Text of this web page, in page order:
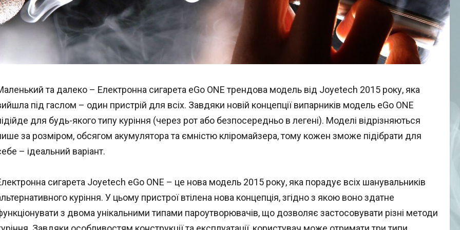
та далеко – Електронна сигарета eGo ONE трендова модель від Joyetech 2015 року, яка
під гаслом – один пристрій для всіх. Завдяки новій концепції випарників модель eGo ONE
для будь-якого типу куріння (через рот або безпосередньо в легені). Моделі відрізняються
за розміром, обсягом акумулятора та ємністю кліромайзера, тому кожен зможе підібрати для
– ідеальний варіант.
сигарета Joyetech eGo ONE – це нова модель 2015 року, яка порадує всіх шанувальників
куріння. У цьому пристрої втілена нова концепція, згідно з якою воно здатне
з двома унікальними типами пароутворювачів, що дозволяє застосовувати різні методи